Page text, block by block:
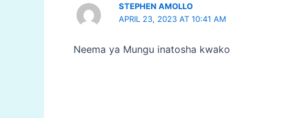
STEPHEN AMOLLO
APRIL 23, 2023 AT 10:41 AM
Neema ya Mungu inatosha kwako